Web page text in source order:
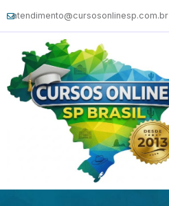
atendimento@cursosonlinesp.com.br